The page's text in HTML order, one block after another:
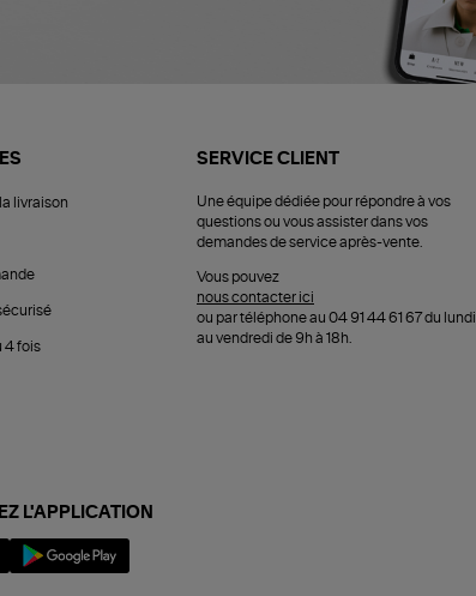
livraison
4 fois
SERVICE CLIENT
Une équipe dédiée pour répondre à vos
questions ou vous assister dans vos
demandes de service après-vente.
Vous pouvez
nous contacter ici
ou par téléphone au 04 91 44 61 67 du lundi
au vendredi de 9h à 18h.
L'APPLICATION